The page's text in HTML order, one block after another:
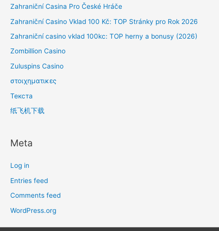
Zahraniční Casina Pro České Hráče
Zahraniční Casino Vklad 100 Kč: TOP Stránky pro Rok 2026
Zahraniční casino vklad 100kc: TOP herny a bonusy (2026)
Zombillion Casino
Zuluspins Casino
στοιχηματικες
Текста
纸飞机下载
Meta
Log in
Entries feed
Comments feed
WordPress.org